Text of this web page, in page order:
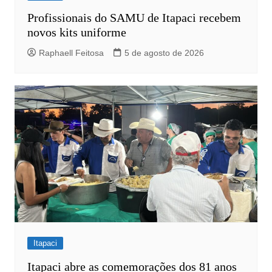
Profissionais do SAMU de Itapaci recebem
novos kits uniforme
Raphaell Feitosa 5 de agosto de 2026
Itapaci
Itapaci abre as comemorações dos 81 anos